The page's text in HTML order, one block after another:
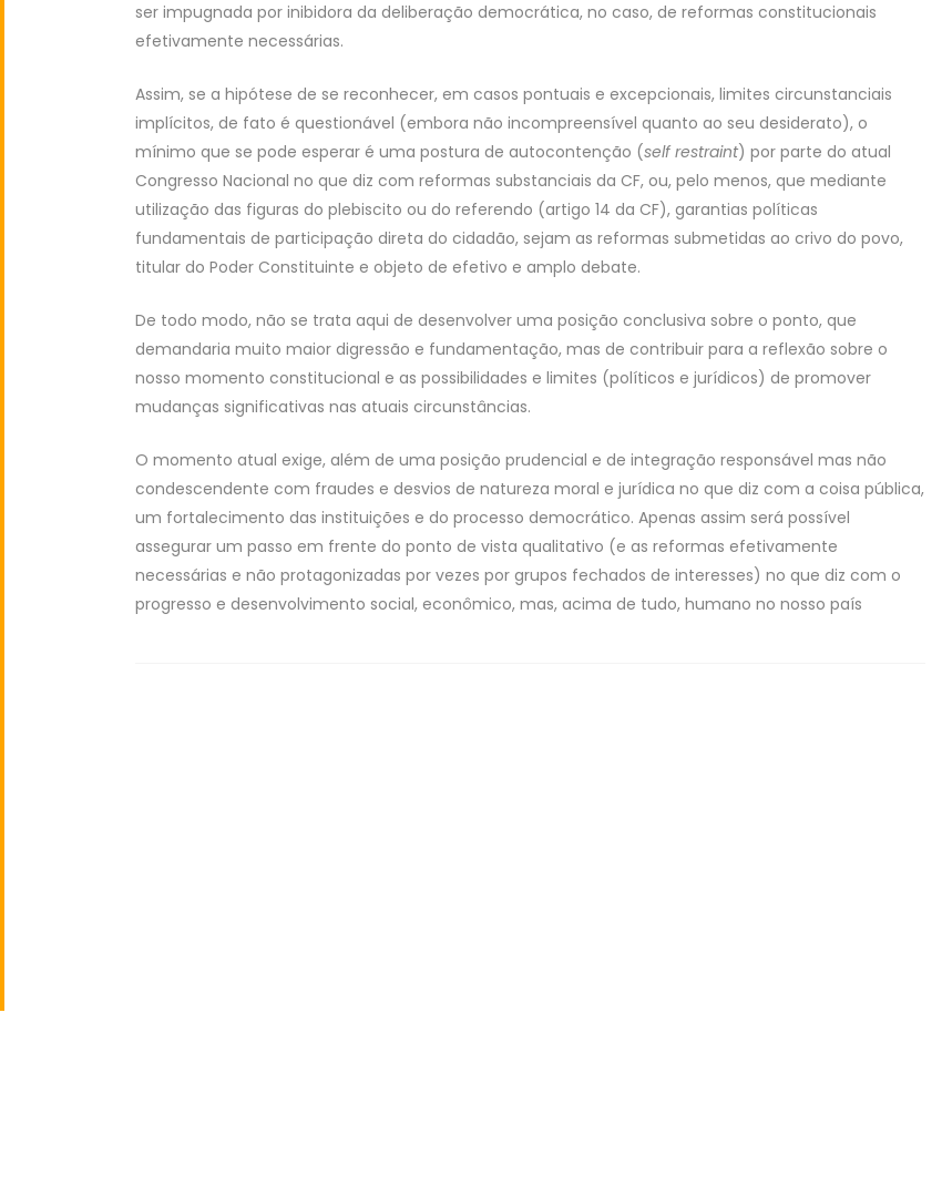
ser impugnada por inibidora da deliberação democrática, no caso, de reformas constitucionais
efetivamente necessárias.
Assim, se a hipótese de se reconhecer, em casos pontuais e excepcionais, limites circunstanciais
implícitos, de fato é questionável (embora não incompreensível quanto ao seu desiderato), o
mínimo que se pode esperar é uma postura de autocontenção (self restraint) por parte do atual
Congresso Nacional no que diz com reformas substanciais da CF, ou, pelo menos, que mediante
utilização das figuras do plebiscito ou do referendo (artigo 14 da CF), garantias políticas
fundamentais de participação direta do cidadão, sejam as reformas submetidas ao crivo do povo,
titular do Poder Constituinte e objeto de efetivo e amplo debate.
De todo modo, não se trata aqui de desenvolver uma posição conclusiva sobre o ponto, que
demandaria muito maior digressão e fundamentação, mas de contribuir para a reflexão sobre o
nosso momento constitucional e as possibilidades e limites (políticos e jurídicos) de promover
mudanças significativas nas atuais circunstâncias.
O momento atual exige, além de uma posição prudencial e de integração responsável mas não
condescendente com fraudes e desvios de natureza moral e jurídica no que diz com a coisa pública,
um fortalecimento das instituições e do processo democrático. Apenas assim será possível
assegurar um passo em frente do ponto de vista qualitativo (e as reformas efetivamente
necessárias e não protagonizadas por vezes por grupos fechados de interesses) no que diz com o
progresso e desenvolvimento social, econômico, mas, acima de tudo, humano no nosso país